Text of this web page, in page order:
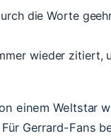
die Worte
wieder zitiert,
einem Weltstar
Gerrard-Fans